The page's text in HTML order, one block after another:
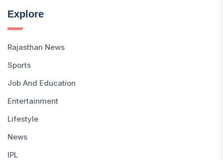
Explore
Rajasthan News
Sports
Job And Education
Entertainment
Lifestyle
News
IPL